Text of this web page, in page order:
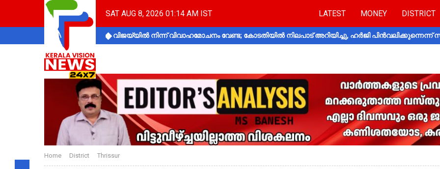
SAT AUG 8, 2026 01:14 AM IST LATEST MONEY DISTRICT
വിജയ്‌യിൽ നിന്ന് വിവാഹമോചനം വേണ്ട; കോടതിയിൽ നിലപാട് അറിയിച്ചു, ഹർജി പിൻവലിക്കുന്നെന്ന്
Home District Thrissur